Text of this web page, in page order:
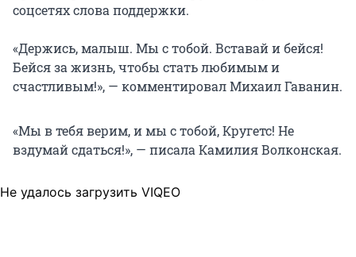
соцсетях слова поддержки.
«Держись, малыш. Мы с тобой. Вставай и бейся!
Бейся за жизнь, чтобы стать любимым и
счастливым!», — комментировал Михаил Гаванин.
«Мы в тебя верим, и мы с тобой, Кругетс! Не
вздумай сдаться!», — писала Камилия Волконская.
Не удалось загрузить VIQEO